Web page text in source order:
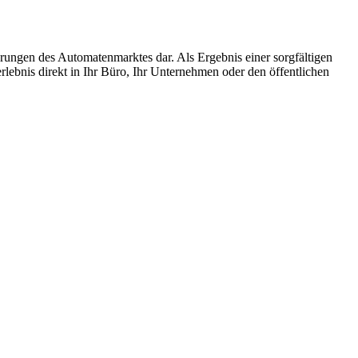
des Automatenmarktes dar. Als Ergebnis einer sorgfältigen
direkt in Ihr Büro, Ihr Unternehmen oder den öffentlichen